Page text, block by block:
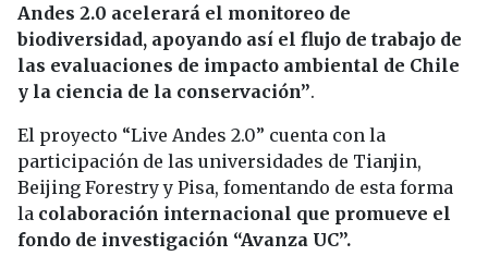
Andes 2.0 acelerará el monitoreo de
biodiversidad, apoyando así el flujo de trabajo de
las evaluaciones de impacto ambiental de Chile
y la ciencia de la conservación”.
El proyecto “Live Andes 2.0” cuenta con la
participación de las universidades de Tianjin,
Beijing Forestry y Pisa, fomentando de esta forma
la colaboración internacional que promueve el
fondo de investigación “Avanza UC”.